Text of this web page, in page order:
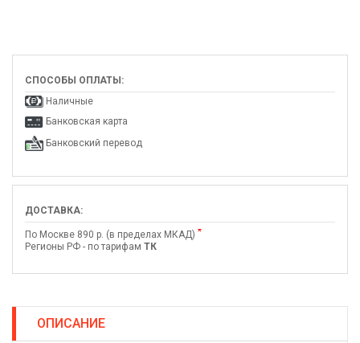
СПОСОБЫ ОПЛАТЫ:
Наличные
Банковская карта
Банковский перевод
ДОСТАВКА:
По Москве 890 р. (в пределах МКАД) *
Регионы РФ - по тарифам ТК
ОПИСАНИЕ